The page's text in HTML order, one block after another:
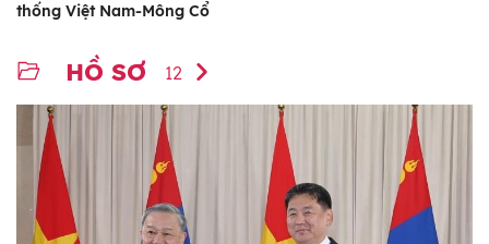
thống Việt Nam-Mông Cổ
HỒ SƠ 12